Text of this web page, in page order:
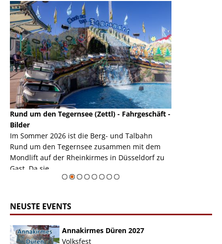
Rund um den Tegernsee (Zettl) - Fahrgeschäft -
Bilder
Im Sommer 2026 ist die Berg- und Talbahn
Rund um den Tegernsee zusammen mit dem
Mondlift auf der Rheinkirmes in Düsseldorf zu
Gast. Da sie ...
NEUSTE EVENTS
Annakirmes Düren 2027
Volksfest